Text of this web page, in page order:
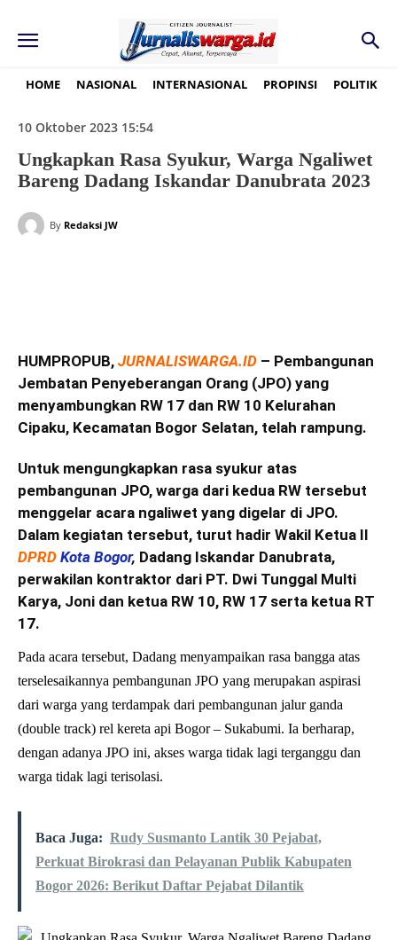
HOME NASIONAL INTERNASIONAL PROPINSI POLITIK
10 Oktober 2023 15:54
Ungkapkan Rasa Syukur, Warga Ngaliwet
Bareng Dadang Iskandar Danubrata 2023
By Redaksi JW
HUMPROPUB, JURNALISWARGA.ID – Pembangunan
Jembatan Penyeberangan Orang (JPO) yang
menyambungkan RW 17 dan RW 10 Kelurahan
Cipaku, Kecamatan Bogor Selatan, telah rampung.
Untuk mengungkapkan rasa syukur atas
pembangunan JPO, warga dari kedua RW tersebut
menggelar acara ngaliwet yang digelar di JPO.
Dalam kegiatan tersebut, turut hadir Wakil Ketua II
DPRD Kota Bogor, Dadang Iskandar Danubrata,
perwakilan kontraktor dari PT. Dwi Tunggal Multi
Karya, Joni dan ketua RW 10, RW 17 serta ketua RT
17.
Pada acara tersebut, Dadang menyampaikan rasa bangga atas
terselesaikannya pembangunan JPO yang merupakan aspirasi
dari warga yang terdampak dari pembangunan jalur ganda
(double track) rel kereta api Bogor – Sukabumi. Ia berharap,
dengan adanya JPO ini, akses warga tidak lagi terganggu dan
warga tidak lagi terisolasi.
Baca Juga: Rudy Susmanto Lantik 30 Pejabat,
Perkuat Birokrasi dan Pelayanan Publik Kabupaten
Bogor 2026: Berikut Daftar Pejabat Dilantik